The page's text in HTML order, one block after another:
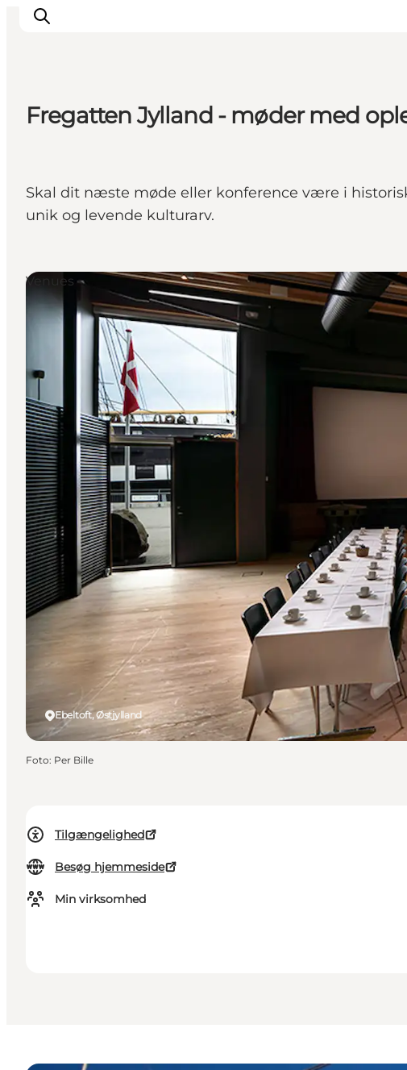
Byer og steder
Planlæg ferien
Transport
Fregatten Jylland - møder med
Skal dit næste møde eller konference være i
unik og levende kulturarv.
Tilgængelighed
Besøg hjemmeside
Min virksomhed
Ebeltoft, Østjylland
Venues
Foto: Per Bille